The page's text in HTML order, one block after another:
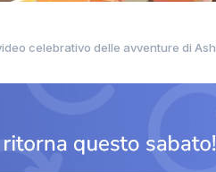
celebrativo delle avventure di Ash